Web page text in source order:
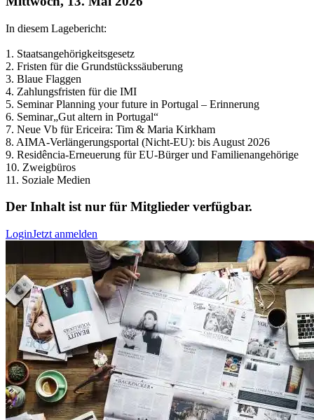
In diesem Lagebericht:
1. Staatsangehörigkeitsgesetz
2. Fristen für die Grundstückssäuberung
3. Blaue Flaggen
4. Zahlungsfristen für die IMI
5. Seminar Planning your future in Portugal – Erinnerung
6. Seminar„Gut altern in Portugal“
7. Neue Vb für Ericeira: Tim & Maria Kirkham
8. AIMA-Verlängerungsportal (Nicht-EU): bis August 2026
9. Residência-Erneuerung für EU-Bürger und Familienangehörige
10. Zweigbüros
11. Soziale Medien
Der Inhalt ist nur für Mitglieder verfügbar.
LoginJetzt anmelden